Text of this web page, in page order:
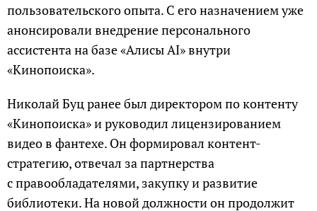
пользовательского опыта. С его назначением уже
анонсировали внедрение персонального
ассистента на базе «Алисы AI» внутри
«Кинопоиска».
Николай Буц ранее был директором по контенту
«Кинопоиска» и руководил лицензированием
видео в фантехе. Он формировал контент-
стратегию, отвечал за партнерства
с правообладателями, закупку и развитие
библиотеки. На новой должности он продолжит